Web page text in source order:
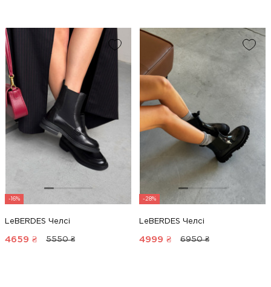
-16%
LeBERDES Челсі
4659 ₴ 5550 ₴
-28%
LeBERDES Челсі
4999 ₴ 6950 ₴